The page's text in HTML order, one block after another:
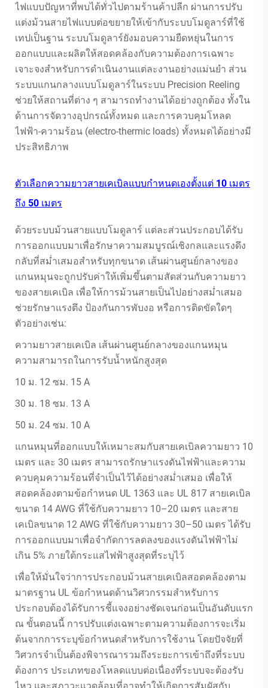
ไฟแบบปัญหาที่พบได้ทั่วไปตามร้านค้าปลีก ผ่านการปรับ
แต่งม้วนสายไฟแบบต่อขยายให้เข้ากับระบบโมดูลาร์ที่ใช้
เทปเป็นฐาน ระบบโมดูลาร์ยังมอบความยืดหยุ่นในการ
ออกแบบและผลิตให้สอดคล้องกับความต้องการเฉพาะ
เจาะจงสำหรับการดำเนินงานแต่ละงานอย่างแม่นยำ ส่วน
ระบบแกนกลางแบบโมดูลาร์ในระบบ Precision Reeling
ช่วยให้สถานที่ต่าง ๆ สามารถทำงานได้อย่างถูกต้อง ทั้งใน
ด้านการจัดวางอุปกรณ์ทั้งหมด และการควบคุมโหลด
ไฟฟ้า-ความร้อน (electro-thermic loads) ทั้งหมดได้อย่างมี
ประสิทธิภาพ
ตัวเลือกความยาวสายเคเบิลแบบกำหนดเองตั้งแต่ 10 เมตร
ถึง 50 เมตร
ด้วยระบบม้วนสายแบบโมดูลาร์ แต่ละส่วนประกอบได้รับ
การออกแบบมาเพื่อรักษาความสมบูรณ์เชิงกลและแรงดึง
กลับที่สม่ำเสมอสำหรับทุกขนาด เส้นผ่านศูนย์กลางของ
แกนหมุนจะถูกปรับค่าให้เพิ่มขึ้นตามสัดส่วนกับความยาว
ของสายเคเบิล เพื่อให้การม้วนสายเป็นไปอย่างสม่ำเสมอ
ช่วยรักษาแรงตึง ป้องกันการพับงอ หรือการติดขัดใดๆ
ตัวอย่างเช่น:
ความยาวสายเคเบิล เส้นผ่านศูนย์กลางของแกนหมุน
ความสามารถในการรับน้ำหนักสูงสุด
10 ม. 12 ซม. 15 A
30 ม. 18 ซม. 13 A
50 ม. 24 ซม. 10 A
แกนหมุนที่ออกแบบให้เหมาะสมกับสายเคเบิลความยาว 10
เมตร และ 30 เมตร สามารถรักษาแรงดันไฟฟ้าและความ
ควบคุมความร้อนที่จำเป็นไว้ได้อย่างสม่ำเสมอ เพื่อให้
สอดคล้องตามข้อกำหนด UL 1363 และ UL 817 สายเคเบิล
ขนาด 14 AWG ที่ใช้กับความยาว 10–20 เมตร และสาย
เคเบิลขนาด 12 AWG ที่ใช้กับความยาว 30–50 เมตร ได้รับ
การออกแบบมาเพื่อจำกัดการลดลงของแรงดันไฟฟ้าไม่
เกิน 5% ภายใต้กระแสไฟฟ้าสูงสุดที่ระบุไว้
เพื่อให้มั่นใจว่าการประกอบม้วนสายเคเบิลสอดคล้องตาม
มาตรฐาน UL ข้อกำหนดด้านวิศวกรรมสำหรับการ
ประกอบต้องได้รับการชี้แจงอย่างชัดเจนก่อนเป็นอันดับแรก
ณ ขั้นตอนนี้ การปรับแต่งเฉพาะตามความต้องการจะเริ่ม
ต้นจากการระบุข้อกำหนดสำหรับการใช้งาน โดยปัจจัยที่
วิศวกรจำเป็นต้องพิจารณารวมถึงระยะการเข้าถึงที่ระบบ
ต้องการ ประเภทของโหลดแบบต่อเนื่องที่ระบบจะต้องรับ